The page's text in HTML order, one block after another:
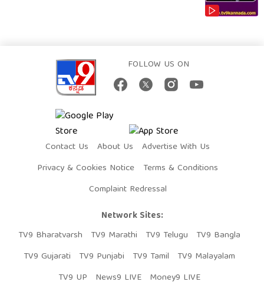
FOLLOW US ON
Contact Us About Us
Advertise With Us
Privacy & Cookies Notice
Terms & Conditions
Complaint Redressal
Network Sites:
TV9 Bharatvarsh
TV9 Marathi TV9 Telugu
TV9 Bangla
TV9 Gujarati
TV9 Punjabi TV9 Tamil
TV9 Malayalam
TV9 UP
News9 LIVE Money9 LIVE